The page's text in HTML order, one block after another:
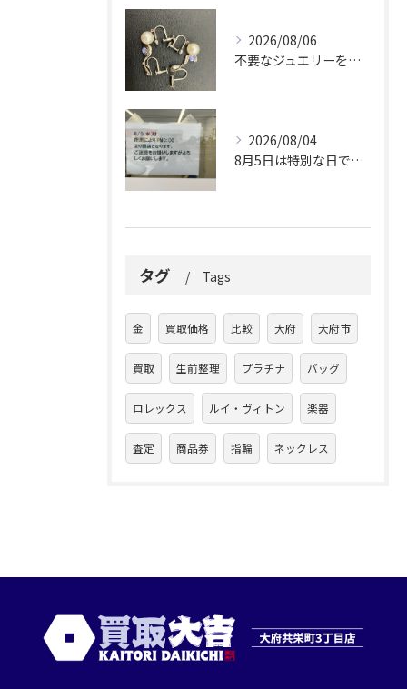
2026/08/06
不要なジュエリーを眠らせていませんか？
2026/08/04
8月5日は特別な日です。
タグ Tags
金 買取価格 比較 大府 大府市
買取 生前整理 プラチナ バッグ
ロレックス ルイ・ヴィトン 楽器
査定 商品券 指輪 ネックレス